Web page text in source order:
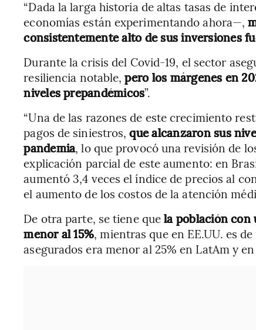
“Dada la larga historia de altas tasas de
economías están experimentando ahora—,
consistentemente alto de sus inversiones
Durante la crisis del Covid-19, el sector
resiliencia notable,pero los márgenes en
niveles prepandémicos”.
“Una de las razones de este crecimiento
pagos de siniestros,que alcanzaron sus
pandemia, lo que provocó una revisión de
explicación parcial de este aumento: en
aumentó 3,4 veces el índice de precios al
el aumento de los costos de la atención
De otra parte, se tiene quela población con
menor al 15%, mientras que en EE.UU. es
asegurados era menor al 25% en LatAm y